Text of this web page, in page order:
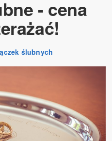
- cena
ślubnych